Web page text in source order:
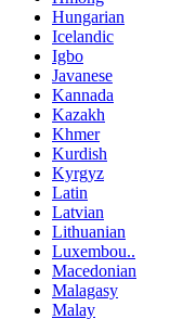
Hungarian
Icelandic
Igbo
Javanese
Kannada
Kazakh
Khmer
Kurdish
Kyrgyz
Latin
Latvian
Lithuanian
Luxembou..
Macedonian
Malagasy
Malay